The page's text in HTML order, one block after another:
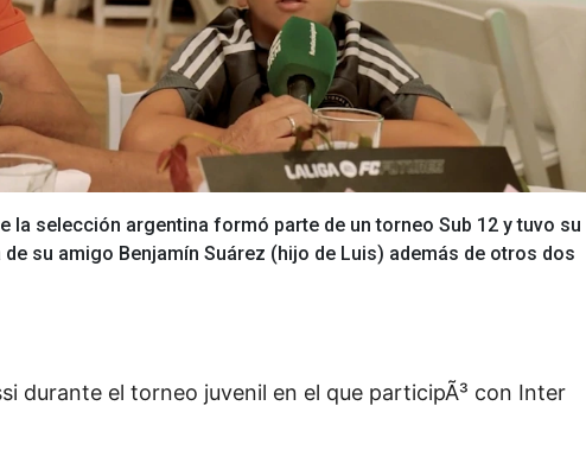
la selección argentina formó parte de un torneo Sub 12 y tuvo su
su amigo Benjamín Suárez (hijo de Luis) además de otros dos
durante el torneo juvenil en el que participÃ³ con Inter